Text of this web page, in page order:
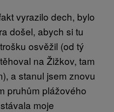
vyrazilo dech, bylo
došel, abych si tu
osvěžil (od tý
na Žižkov, tam
a stanul jsem znovu
pruhům plážového
moje